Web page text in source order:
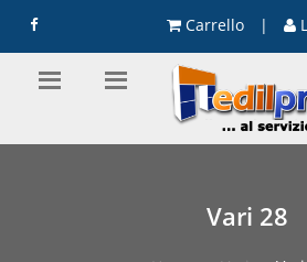
Carrello |
Vari 28